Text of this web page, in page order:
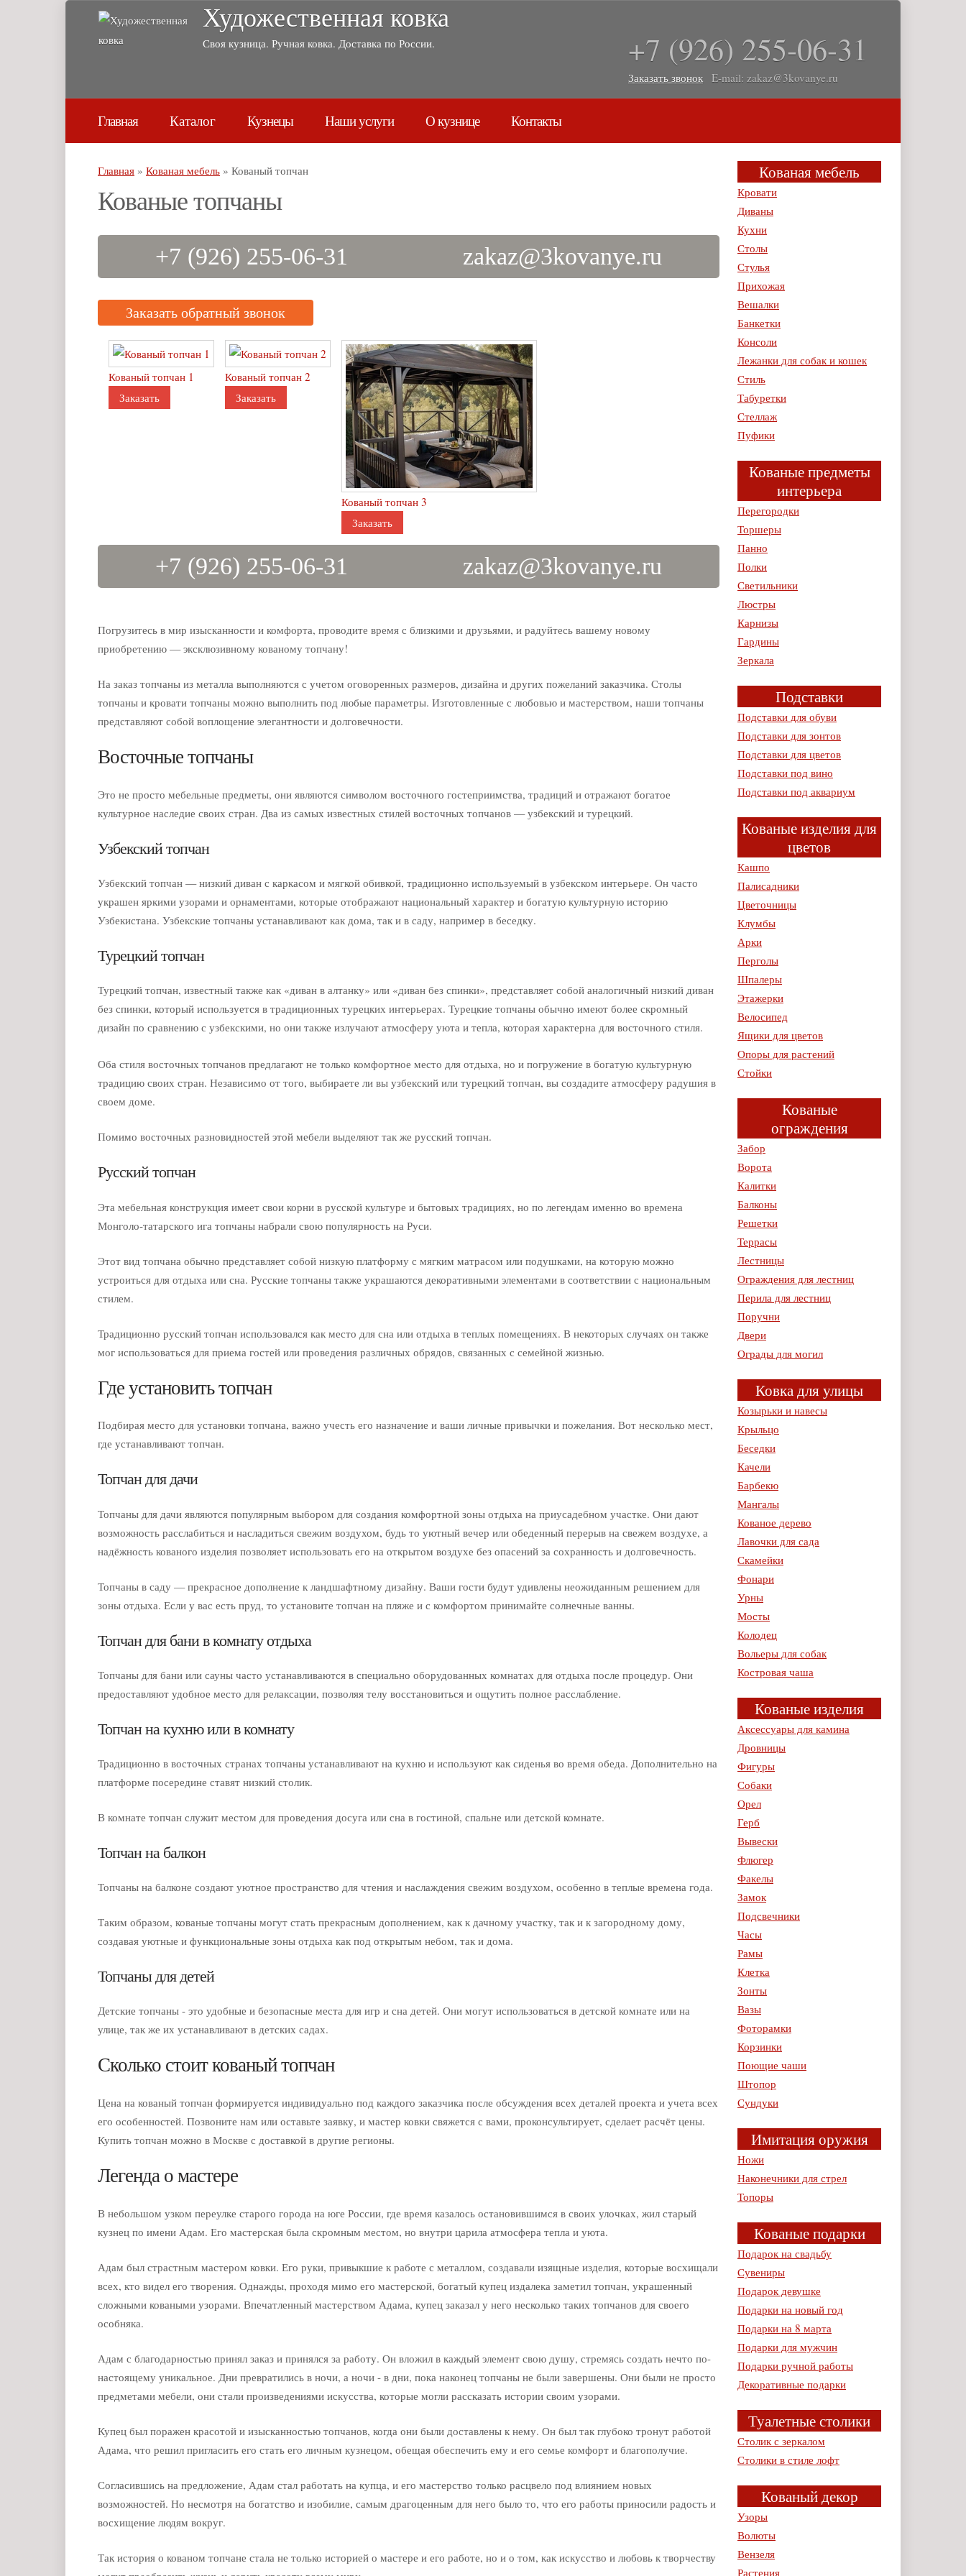
Художественная ковка
Своя кузница. Ручная ковка. Доставка по России. +7 (926) 255-06-31
Заказать звонок E-mail: zakaz@3kovanye.ru
Главная Каталог Кузнецы Наши услуги О кузнице Контакты
Главная » Кованая мебель » Кованый топчан
Кованые топчаны
+7 (926) 255-06-31 zakaz@3kovanye.ru
Заказать обратный звонок
Кованый топчан 1
Заказать
Кованый топчан 2
Заказать
Кованый топчан 3
Заказать
+7 (926) 255-06-31 zakaz@3kovanye.ru
Погрузитесь в мир изысканности и комфорта, проводите время с близкими и друзьями, и радуйтесь вашему новому
приобретению — эксклюзивному кованому топчану!
На заказ топчаны из металла выполняются с учетом оговоренных размеров, дизайна и других пожеланий заказчика. Столы
топчаны и кровати топчаны можно выполнить под любые параметры. Изготовленные с любовью и мастерством, наши топчаны
представляют собой воплощение элегантности и долговечности.
Восточные топчаны
Это не просто мебельные предметы, они являются символом восточного гостеприимства, традиций и отражают богатое
культурное наследие своих стран. Два из самых известных стилей восточных топчанов — узбекский и турецкий.
Узбекский топчан
Узбекский топчан — низкий диван с каркасом и мягкой обивкой, традиционно используемый в узбекском интерьере. Он часто
украшен яркими узорами и орнаментами, которые отображают национальный характер и богатую культурную историю
Узбекистана. Узбекские топчаны устанавливают как дома, так и в саду, например в беседку.
Турецкий топчан
Турецкий топчан, известный также как «диван в алтанку» или «диван без спинки», представляет собой аналогичный низкий диван
без спинки, который используется в традиционных турецких интерьерах. Турецкие топчаны обычно имеют более скромный
дизайн по сравнению с узбекскими, но они также излучают атмосферу уюта и тепла, которая характерна для восточного стиля.
Оба стиля восточных топчанов предлагают не только комфортное место для отдыха, но и погружение в богатую культурную
традицию своих стран. Независимо от того, выбираете ли вы узбекский или турецкий топчан, вы создадите атмосферу радушия в
своем доме.
Помимо восточных разновидностей этой мебели выделяют так же русский топчан.
Русский топчан
Эта мебельная конструкция имеет свои корни в русской культуре и бытовых традициях, но по легендам именно во времена
Монголо-татарского ига топчаны набрали свою популярность на Руси.
Этот вид топчана обычно представляет собой низкую платформу с мягким матрасом или подушками, на которую можно
устроиться для отдыха или сна. Русские топчаны также украшаются декоративными элементами в соответствии с национальным
стилем.
Традиционно русский топчан использовался как место для сна или отдыха в теплых помещениях. В некоторых случаях он также
мог использоваться для приема гостей или проведения различных обрядов, связанных с семейной жизнью.
Где установить топчан
Подбирая место для установки топчана, важно учесть его назначение и ваши личные привычки и пожелания. Вот несколько мест,
где устанавливают топчан.
Топчан для дачи
Топчаны для дачи являются популярным выбором для создания комфортной зоны отдыха на приусадебном участке. Они дают
возможность расслабиться и насладиться свежим воздухом, будь то уютный вечер или обеденный перерыв на свежем воздухе, а
надёжность кованого изделия позволяет использовать его на открытом воздухе без опасений за сохранность и долговечность.
Топчаны в саду — прекрасное дополнение к ландшафтному дизайну. Ваши гости будут удивлены неожиданным решением для
зоны отдыха. Если у вас есть пруд, то установите топчан на пляже и с комфортом принимайте солнечные ванны.
Топчан для бани в комнату отдыха
Топчаны для бани или сауны часто устанавливаются в специально оборудованных комнатах для отдыха после процедур. Они
предоставляют удобное место для релаксации, позволяя телу восстановиться и ощутить полное расслабление.
Топчан на кухню или в комнату
Традиционно в восточных странах топчаны устанавливают на кухню и используют как сиденья во время обеда. Дополнительно на
платформе посередине ставят низкий столик.
В комнате топчан служит местом для проведения досуга или сна в гостиной, спальне или детской комнате.
Топчан на балкон
Топчаны на балконе создают уютное пространство для чтения и наслаждения свежим воздухом, особенно в теплые времена года.
Таким образом, кованые топчаны могут стать прекрасным дополнением, как к дачному участку, так и к загородному дому,
создавая уютные и функциональные зоны отдыха как под открытым небом, так и дома.
Топчаны для детей
Детские топчаны - это удобные и безопасные места для игр и сна детей. Они могут использоваться в детской комнате или на
улице, так же их устанавливают в детских садах.
Сколько стоит кованый топчан
Цена на кованый топчан формируется индивидуально под каждого заказчика после обсуждения всех деталей проекта и учета всех
его особенностей. Позвоните нам или оставьте заявку, и мастер ковки свяжется с вами, проконсультирует, сделает расчёт цены.
Купить топчан можно в Москве с доставкой в другие регионы.
Легенда о мастере
В небольшом узком переулке старого города на юге России, где время казалось остановившимся в своих улочках, жил старый
кузнец по имени Адам. Его мастерская была скромным местом, но внутри царила атмосфера тепла и уюта.
Адам был страстным мастером ковки. Его руки, привыкшие к работе с металлом, создавали изящные изделия, которые восхищали
всех, кто видел его творения. Однажды, проходя мимо его мастерской, богатый купец издалека заметил топчан, украшенный
сложными коваными узорами. Впечатленный мастерством Адама, купец заказал у него несколько таких топчанов для своего
особняка.
Адам с благодарностью принял заказ и принялся за работу. Он вложил в каждый элемент свою душу, стремясь создать нечто по-
настоящему уникальное. Дни превратились в ночи, а ночи - в дни, пока наконец топчаны не были завершены. Они были не просто
предметами мебели, они стали произведениями искусства, которые могли рассказать истории своим узорами.
Купец был поражен красотой и изысканностью топчанов, когда они были доставлены к нему. Он был так глубоко тронут работой
Адама, что решил пригласить его стать его личным кузнецом, обещая обеспечить ему и его семье комфорт и благополучие.
Согласившись на предложение, Адам стал работать на купца, и его мастерство только расцвело под влиянием новых
возможностей. Но несмотря на богатство и изобилие, самым драгоценным для него было то, что его работы приносили радость и
восхищение людям вокруг.
Так история о кованом топчане стала не только историей о мастере и его работе, но и о том, как искусство и любовь к творчеству
Кованая мебель
Кровати
Диваны
Кухни
Столы
Стулья
Прихожая
Вешалки
Банкетки
Консоли
Лежанки для собак и кошек
Стиль
Табуретки
Стеллаж
Пуфики
Кованые предметы
интерьера
Перегородки
Торшеры
Панно
Полки
Светильники
Люстры
Карнизы
Гардины
Зеркала
Подставки
Подставки для обуви
Подставки для зонтов
Подставки для цветов
Подставки под вино
Подставки под аквариум
Кованые изделия для
цветов
Кашпо
Палисадники
Цветочницы
Клумбы
Арки
Перголы
Шпалеры
Этажерки
Велосипед
Ящики для цветов
Опоры для растений
Стойки
Кованые
ограждения
Забор
Ворота
Калитки
Балконы
Решетки
Террасы
Лестницы
Ограждения для лестниц
Перила для лестниц
Поручни
Двери
Ограды для могил
Ковка для улицы
Козырьки и навесы
Крыльцо
Беседки
Качели
Барбекю
Мангалы
Кованое дерево
Лавочки для сада
Скамейки
Фонари
Урны
Мосты
Колодец
Вольеры для собак
Костровая чаша
Кованые изделия
Аксессуары для камина
Дровницы
Фигуры
Собаки
Орел
Герб
Вывески
Флюгер
Факелы
Замок
Подсвечники
Часы
Рамы
Клетка
Зонты
Вазы
Фоторамки
Корзинки
Поющие чаши
Штопор
Сундуки
Имитация оружия
Ножи
Наконечники для стрел
Топоры
Кованые подарки
Подарок на свадьбу
Сувениры
Подарок девушке
Подарки на новый год
Подарки на 8 марта
Подарки для мужчин
Подарки ручной работы
Декоративные подарки
Туалетные столики
Столик с зеркалом
Столики в стиле лофт
Кованый декор
Узоры
Волюты
Вензеля
Растения